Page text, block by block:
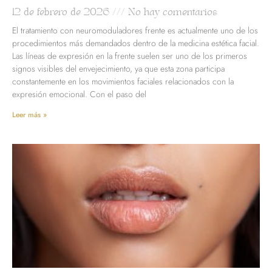
12 de febrero de 2026 No hay comentarios
El tratamiento con neuromoduladores frente es actualmente uno de los
procedimientos más demandados dentro de la medicina estética facial.
Las líneas de expresión en la frente suelen ser uno de los primeros
signos visibles del envejecimiento, ya que esta zona participa
constantemente en los movimientos faciales relacionados con la
expresión emocional. Con el paso del
Leer más »